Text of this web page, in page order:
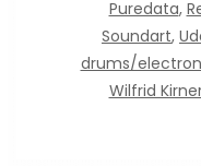
Puredata,
Soundart,
drums/
Wilfrid